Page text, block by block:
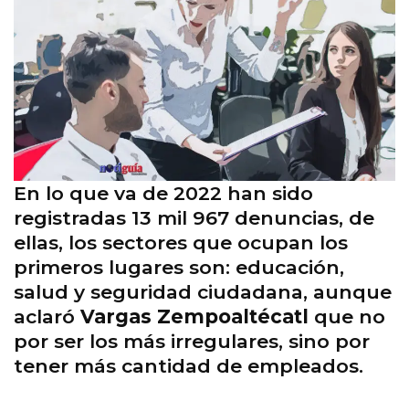
En lo que va de 2022 han sido
registradas 13 mil 967 denuncias, de
ellas, los sectores que ocupan los
primeros lugares son: educación,
salud y seguridad ciudadana, aunque
aclaró Vargas Zempoaltécatl que no
por ser los más irregulares, sino por
tener más cantidad de empleados.